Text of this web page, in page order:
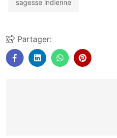
sagesse indienne
Partager: